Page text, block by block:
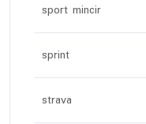
sport mincir
sprint
strava